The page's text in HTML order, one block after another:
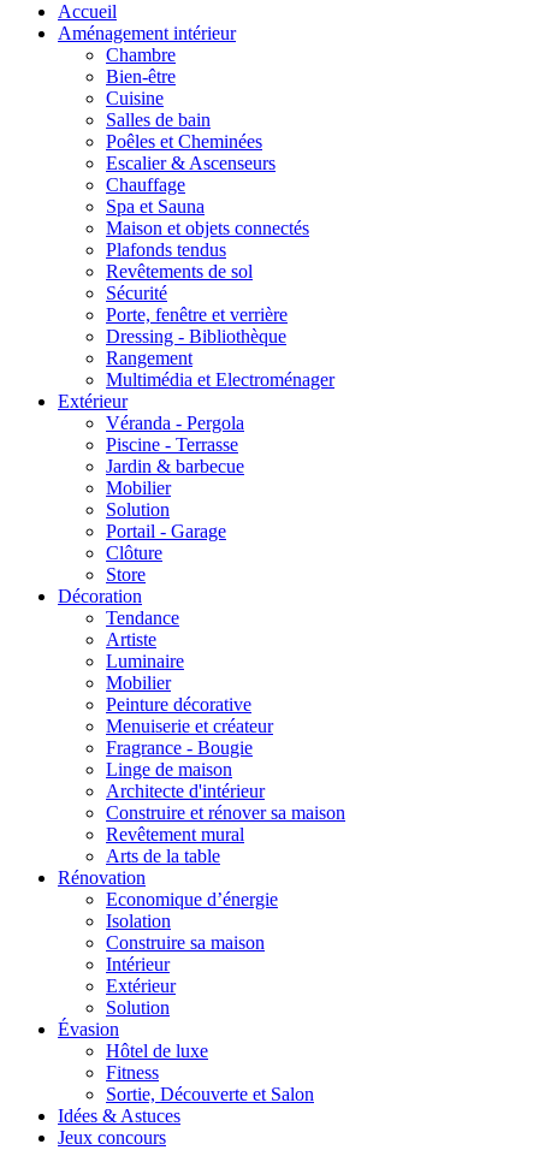
Accueil
Aménagement intérieur
Chambre
Bien-être
Cuisine
Salles de bain
Poêles et Cheminées
Escalier & Ascenseurs
Chauffage
Spa et Sauna
Maison et objets connectés
Plafonds tendus
Revêtements de sol
Sécurité
Porte, fenêtre et verrière
Dressing - Bibliothèque
Rangement
Multimédia et Electroménager
Extérieur
Véranda - Pergola
Piscine - Terrasse
Jardin & barbecue
Mobilier
Solution
Portail - Garage
Clôture
Store
Décoration
Tendance
Artiste
Luminaire
Mobilier
Peinture décorative
Menuiserie et créateur
Fragrance - Bougie
Linge de maison
Architecte d'intérieur
Construire et rénover sa maison
Revêtement mural
Arts de la table
Rénovation
Economique d’énergie
Isolation
Construire sa maison
Intérieur
Extérieur
Solution
Évasion
Hôtel de luxe
Fitness
Sortie, Découverte et Salon
Idées & Astuces
Jeux concours